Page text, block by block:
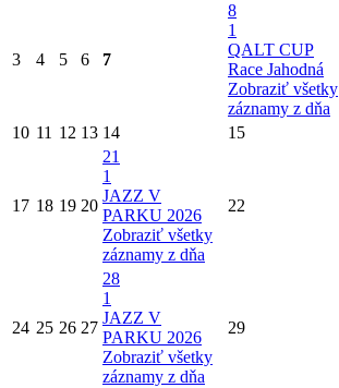
3 4 5 6 7
8
1
QALT CUP
Race Jahodná
Zobraziť všetky
záznamy z dňa
10 11 12 13 14 15
17 18 19 20
21
1
JAZZ V
PARKU 2026
Zobraziť všetky
záznamy z dňa
22
24 25 26 27
28
1
JAZZ V
PARKU 2026
Zobraziť všetky
záznamy z dňa
29